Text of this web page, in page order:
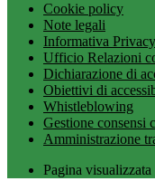
Cookie policy
Note legali
Informativa Privacy
Ufficio Relazioni
Dichiarazione di
Obiettivi di
Whistleblowing
Gestione consensi
Amministrazione
Pagina visualizzata